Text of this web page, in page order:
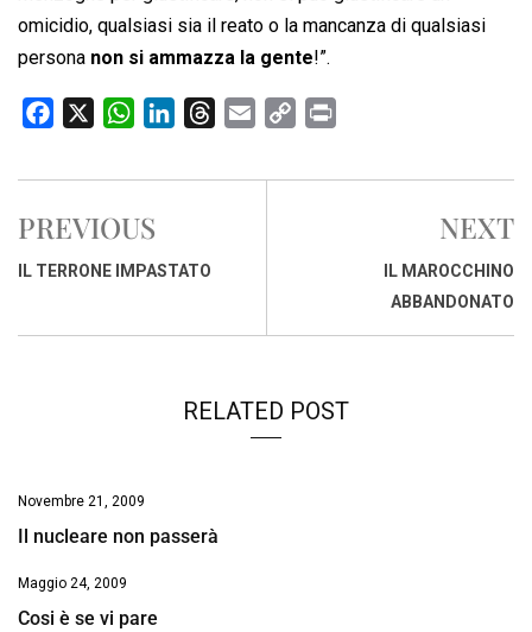
omicidio, qualsiasi sia il reato o la mancanza di qualsiasi
persona non si ammazza la gente!”.
c
b
o
W
a
s
A
n
d
r
a
p
i
PREVIOUS
IL TERRONE IMPASTATO
NEXT
IL MAROCCHINO
ABBANDONATO
RELATED POST
Novembre 21, 2009
Il nucleare non passerà
Maggio 24, 2009
Cosi è se vi pare